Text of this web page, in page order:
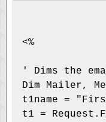
<%
' Dims the
Dim Mailer,
t1name =
t1 =